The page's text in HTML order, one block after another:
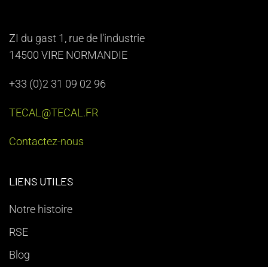
ZI du gast 1, rue de l'industrie
14500 VIRE NORMANDIE
+33 (0)2 31 09 02 96
TECAL@TECAL.FR
Contactez-nous
LIENS UTILES
Notre histoire
RSE
Blog